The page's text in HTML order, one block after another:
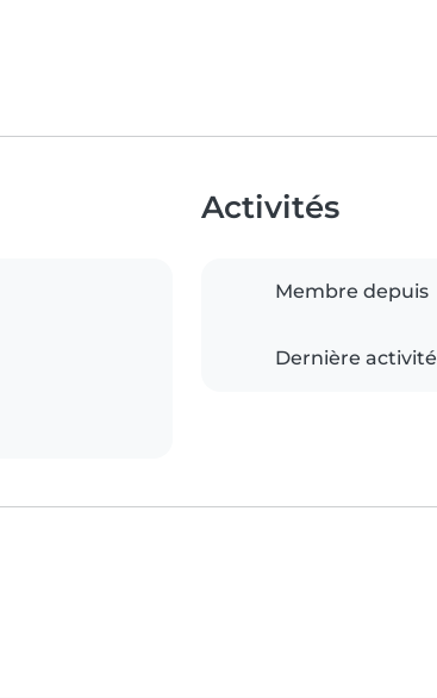
Activités
Membre depuis
Dernière activité